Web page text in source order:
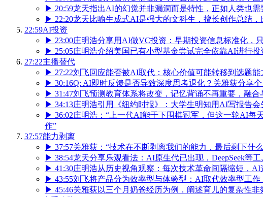
▶ 20:59龙天指出AI的幻觉并非漏洞而是特性，正如人类也需
▶ 22:20龙天比喻生成式AI是强大的文科生，擅长创作总结
22:59AI投资
▶ 23:00庄明浩分享用AI做VC投资：早期投资信息标准化，
▶ 25:05庄明浩介绍美国已有小型基金尝试完全依靠AI进行
27:22主播替代
▶ 27:22刘飞回应能否被AI取代：核心价值可能转移到选题
▶ 30:16Q: AI即时反馈是否导致深度思考退化？关雅荻分享
▶ 31:47刘飞预测教育体系将改变，记忆背诵不再重要，融合
▶ 34:13庄明浩引用《纽约时报》：大学生明知用AI写报告
▶ 36:02庄明浩：“上一代AI能干下围棋冠军，但这一轮AI每
作”
37:57能力剥离
▶ 37:57关雅荻：“技术在不断剥离我们的能力，最后剩下什
▶ 38:54龙天分享乐观看法：AI原生代已出现，DeepSeek等
▶ 41:30庄明浩从历史视角观察：每次技术革命间隔缩短，
▶ 43:55刘飞将产品分为效率型与体验型：AI取代效率型工
▶ 45:46关雅荻以三个月奶爸经历为例，阐述育儿的复杂性